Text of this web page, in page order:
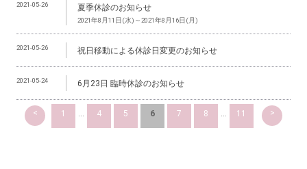
2021-05-26 夏季休診のお知らせ
2021年8月11日(水)～2021年8月16日(月)
2021-05-26 祝日移動による休診日変更のお知らせ
2021-05-24 6月23日 臨時休診のお知らせ
< 1 ... 4 5 6 7 8 ... 11 >